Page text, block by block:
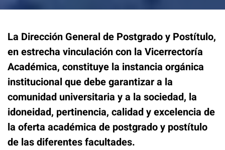
La Dirección General de Postgrado y Postítulo,
en estrecha vinculación con la Vicerrectoría
Académica, constituye la instancia orgánica
institucional que debe garantizar a la
comunidad universitaria y a la sociedad, la
idoneidad, pertinencia, calidad y excelencia de
la oferta académica de postgrado y postítulo
de las diferentes facultades.